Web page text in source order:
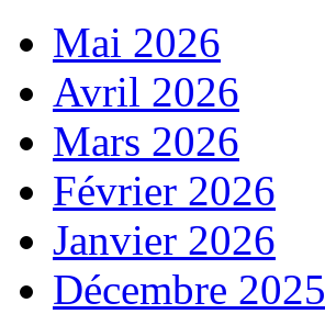
Mai 2026
Avril 2026
Mars 2026
Février 2026
Janvier 2026
Décembre 2025